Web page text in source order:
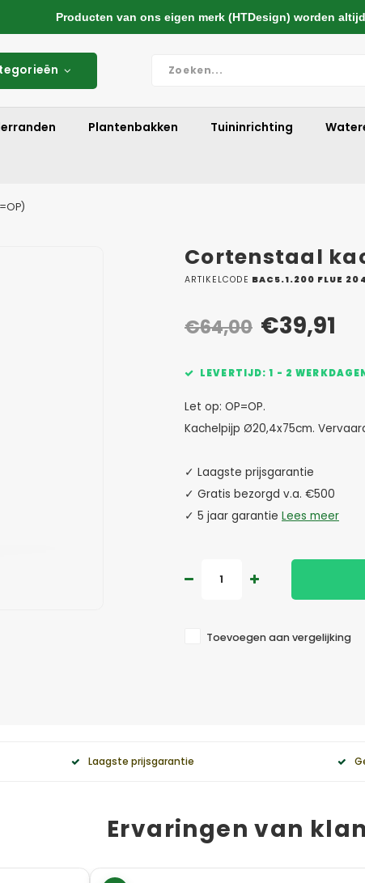
Plantenbakken Tuininrichting
Cortenstaal
ARTIKELCODE BAC5.1.200 FLUE
€64,00 €39,91
LEVERTIJD: 1 - 2
Let op: OP=OP.
Kachelpijp Ø20,4x75cm.
✓ Laagste prijsgarantie
✓ Gratis bezorgd v.a. €500
✓ 5 jaar garantie Lees meer
Toevoegen aan vergelijking
Laagste prijsgarantie
Ervaringen van
Producten van ons eigen merk (HTDesign) worden altijd